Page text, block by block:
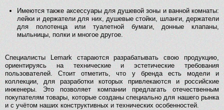
Имеются также аксессуары для душевой зоны и ванной комнаты:
лейки и держатели для них, душевые стойки, шланги, держатели
для полотенца или туалетной бумаги, донные клапаны,
мыльницы, полки и многое другое.
Специалисты Lemarkстараются разрабатывать свою продукцию,
ориентируясь на технические и эстетические требования
пользователей. Стоит отметить, что у бренда есть модели и
коллекции, для разработки которых привлекаются и российские
инженеры. Это позволяет компании предлагать отечественным
покупателям товары, которые созданы специально для нашего рынка
и с учётом наших конструктивных и технических особенностей.